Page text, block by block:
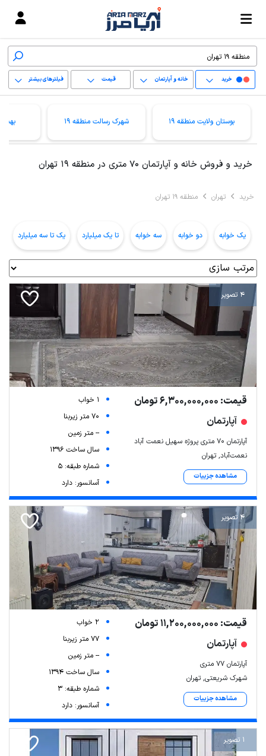
خرید خانه و آپارتمان قیمت فیلترهای بیشتر
پاک کردن محدوده
بوستان ولایت منطقه 19 شهرک رسالت منطقه 19
خرید و فروش خانه و آپارتمان 70 متری در منطقه 19 تهران
خرید تهران منطقه 19 تهران
یک خوابه دو خوابه سه خوابه تا یک میلیارد یک تا سه میلیارد
4 تصویر
قیمت: 6,300,000,000 تومان
آپارتمان
آپارتمان ۷۰ متری پروژه سهیل نعمت آباد
نعمت‌آباد, تهران
مشاهده جزییات
1 خواب
70 متر زیربنا
-- متر زمین
سال ساخت 1396
شماره طبقه: 5
آسانسور: دارد
4 تصویر
قیمت: 11,200,000,000 تومان
آپارتمان
آپارتمان ۷۷ متری
شهرک شریعتی, تهران
مشاهده جزییات
2 خواب
77 متر زیربنا
-- متر زمین
سال ساخت 1394
شماره طبقه: 3
آسانسور: دارد
1 تصویر